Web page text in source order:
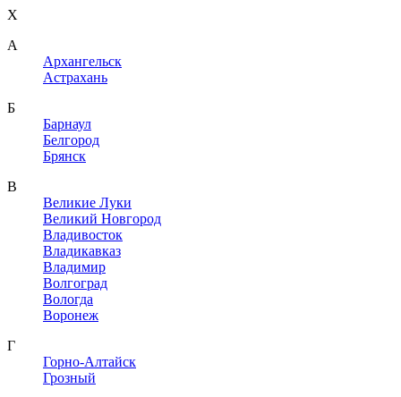
X
A
Архангельск
Астрахань
Б
Барнаул
Белгород
Брянск
В
Великие Луки
Великий Новгород
Владивосток
Владикавказ
Владимир
Волгоград
Вологда
Воронеж
Г
Горно-Алтайск
Грозный